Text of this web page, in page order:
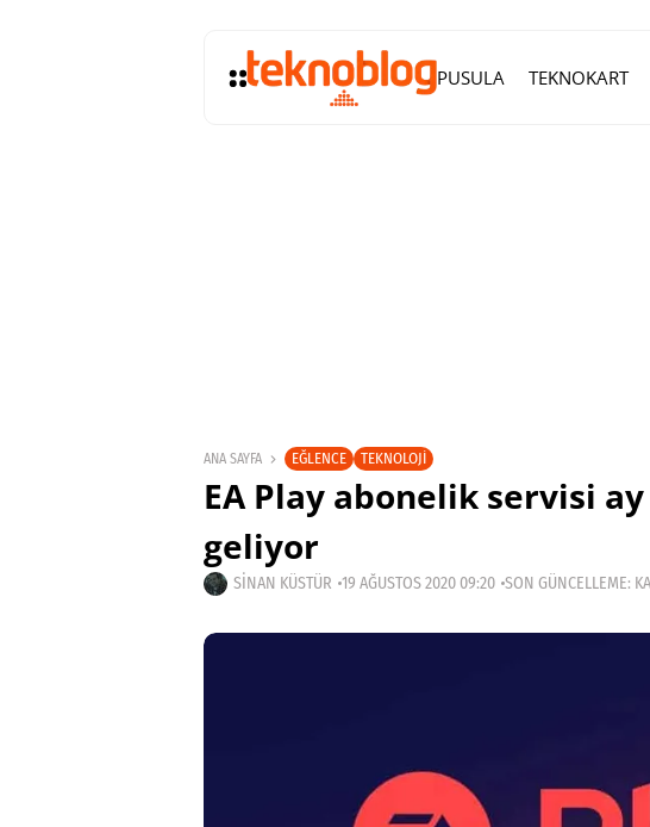
PUSULA TEKNOKART
ANA SAYFA EĞLENCE TEKNOLOJI
EA Play abonelik servisi
geliyor
SINAN KÜSTÜR 19 AĞUSTOS 2020 09:20 SON GÜNCELLEME: